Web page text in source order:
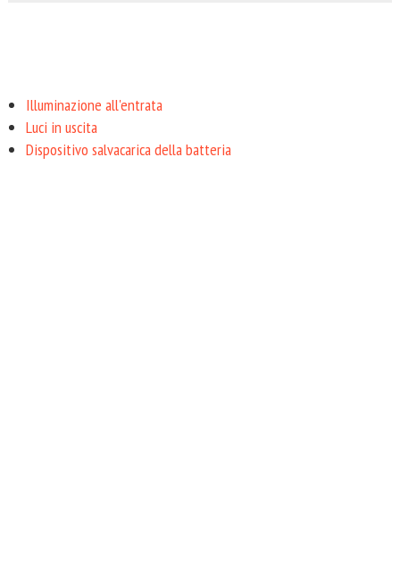
Illuminazione all'entrata
Luci in uscita
Dispositivo salvacarica della batteria